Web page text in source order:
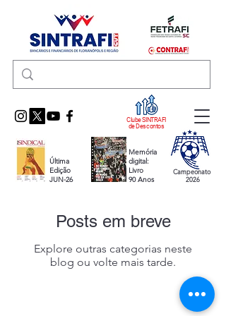
Clube SINTRAFI
de Descontos
Última
Edição
JUN-26
Memória
digital:
Livro
90 Anos
Campeonato
2026
Posts em breve
Explore outras categorias neste
blog ou volte mais tarde.